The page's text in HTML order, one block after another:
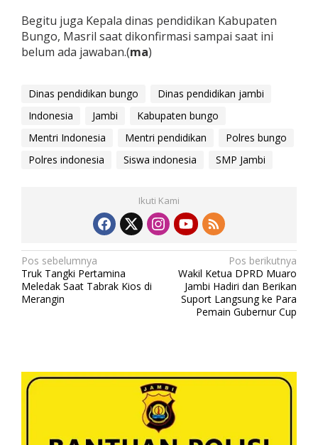
Begitu juga Kepala dinas pendidikan Kabupaten
Bungo, Masril saat dikonfirmasi sampai saat ini
belum ada jawaban.(ma)
Dinas pendidikan bungo
Dinas pendidikan jambi
Indonesia
Jambi
Kabupaten bungo
Mentri Indonesia
Mentri pendidikan
Polres bungo
Polres indonesia
Siswa indonesia SMP Jambi
Ikuti Kami
N
a
v
s
Pos sebelumnya
Truk Tangki Pertamina
Meledak Saat Tabrak Kios di
Merangin
Pos berikutnya
Wakil Ketua DPRD Muaro
Jambi Hadiri dan Berikan
Suport Langsung ke Para
Pemain Gubernur Cup